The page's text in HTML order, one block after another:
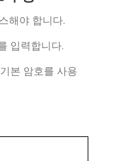
해야 합니다.
입력합니다.
본 암호를 사용